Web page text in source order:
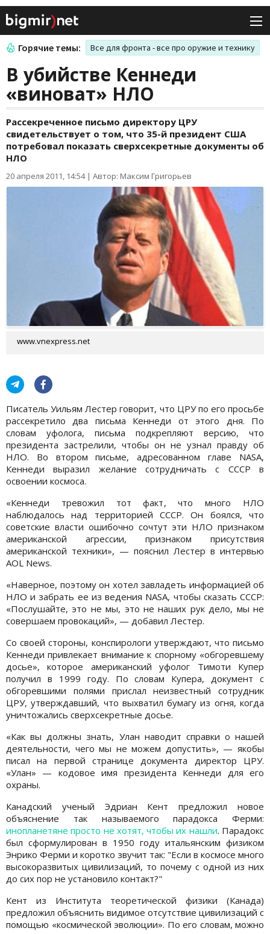
Горячие темы: Все для фронта - все про оружие и технику
В убийстве Кеннеди
«виноват» НЛО
Рассекреченное письмо директору ЦРУ
свидетельствует о том, что 35-й президент США
потребовал показать сверхсекретные документы об
НЛО
20 апреля 2011, 14:54| Автор: Максим Григорьев
www.vnexpress.net
Писатель Уильям Лестер говорит, что ЦРУ по его просьбе
рассекретило два письма Кеннеди от этого дня. По
словам уфолога, письма подкрепляют версию, что
президента застрелили, чтобы он не узнал правду об
НЛО. Во втором письме, адресованном главе NASA,
Кеннеди выразил желание сотрудничать с СССР в
освоении космоса.
«Кеннеди тревожил тот факт, что много НЛО
наблюдалось над территорией СССР. Он боялся, что
советские власти ошибочно сочтут эти НЛО признаком
американской агрессии, признаком присутствия
американской техники», — пояснил Лестер в интервью
AOL News.
«Наверное, поэтому он хотел завладеть информацией об
НЛО и забрать ее из ведения NASA, чтобы сказать СССР:
«Послушайте, это не мы, это не наших рук дело, мы не
совершаем провокаций», — добавил Лестер.
Со своей стороны, конспирологи утверждают, что письмо
Кеннеди привлекает внимание к спорному «обгоревшему
досье», которое американский уфолог Тимоти Купер
получил в 1999 году. По словам Купера, документ с
обгоревшими полями прислал неизвестный сотрудник
ЦРУ, утверждавший, что выхватил бумагу из огня, когда
уничтожались сверхсекретные досье.
«Как вы должны знать, Улан наводит справки о нашей
деятельности, чего мы не можем допустить», — якобы
писал на первой странице документа директор ЦРУ.
«Улан» — кодовое имя президента Кеннеди для его
охраны.
Канадский ученый Эдриан Кент предложил новое
объяснение так называемого парадокса Ферми:
инопланетяне просто не хотят, чтобы их нашли. Парадокс
был сформулирован в 1950 году итальянским физиком
Энрико Ферми и коротко звучит так: "Если в космосе много
высокоразвитых цивилизаций, то почему с одной из них
до сих пор не установило контакт?"
Кент из Института теоретической физики (Канада)
предложил объяснить видимое отсутствие цивилизаций с
помощью «космической эволюции». По его словам, можно